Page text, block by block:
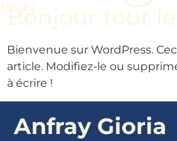
MENU
Bonjour tout
Bienvenue sur WordPress.
article. Modifiez-le ou
à écrire !
Anfray Gioria